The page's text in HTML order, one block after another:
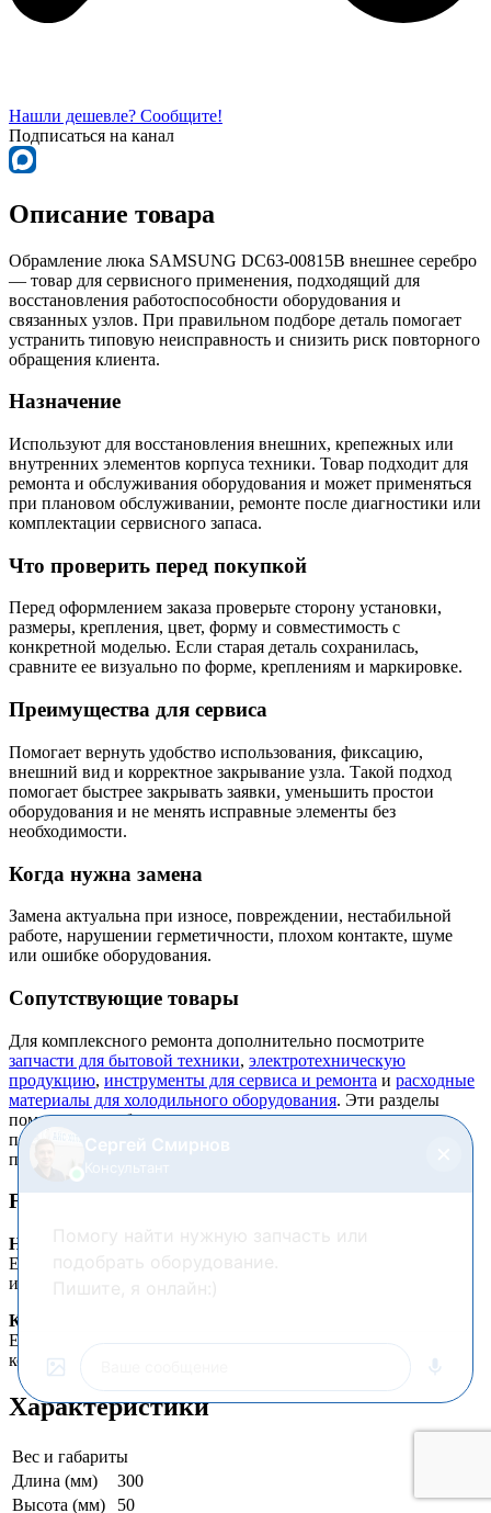
Нашли дешевле? Сообщите!
Подписаться на канал
Описание товара
Обрамление люка SAMSUNG DC63-00815B внешнее серебро
— товар для сервисного применения, подходящий для
восстановления работоспособности оборудования и
связанных узлов. При правильном подборе деталь помогает
устранить типовую неисправность и снизить риск повторного
обращения клиента.
Назначение
Используют для восстановления внешних, крепежных или
внутренних элементов корпуса техники. Товар подходит для
ремонта и обслуживания оборудования и может применяться
при плановом обслуживании, ремонте после диагностики или
комплектации сервисного запаса.
Что проверить перед покупкой
Перед оформлением заказа проверьте сторону установки,
размеры, крепления, цвет, форму и совместимость с
конкретной моделью. Если старая деталь сохранилась,
сравните ее визуально по форме, креплениям и маркировке.
Преимущества для сервиса
Помогает вернуть удобство использования, фиксацию,
внешний вид и корректное закрывание узла. Такой подход
помогает быстрее закрывать заявки, уменьшить простои
оборудования и не менять исправные элементы без
необходимости.
Когда нужна замена
Замена актуальна при износе, повреждении, нестабильной
работе, нарушении герметичности, плохом контакте, шуме
или ошибке оборудования.
Сопутствующие товары
Для комплексного ремонта дополнительно посмотрите
запчасти для бытовой техники, электротехническую
продукцию, инструменты для сервиса и ремонта и расходные
материалы для холодильного оборудования. Эти разделы
помогают подобрать крепеж, уплотнения, элементы
подключения, сервисный инструмент и другие совместимые
позиции.
FAQ
Нужно ли менять сопутствующие элементы?
Если рядом есть изношенные прокладки, крепеж, контакты
или расходники, их стоит проверить сразу.
Когда лучше обратиться к специалисту?
Если ремонт связан с электричеством, герметичным
контуром, пайкой, давлением или сложной диагностикой.
Характеристики
Вес и габариты
Длина (мм)
300
Высота (мм)
50